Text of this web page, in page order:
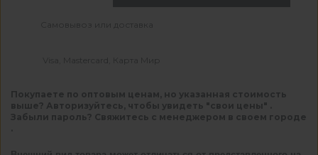
Самовывоз или доставка
Visa, Mastercard, Карта Мир
Покупаете по оптовым ценам, но указанная стоимость
выше? Авторизуйтесь, чтобы увидеть "свои цены" .
Забыли пароль? Свяжитесь с менеджером в своем городе